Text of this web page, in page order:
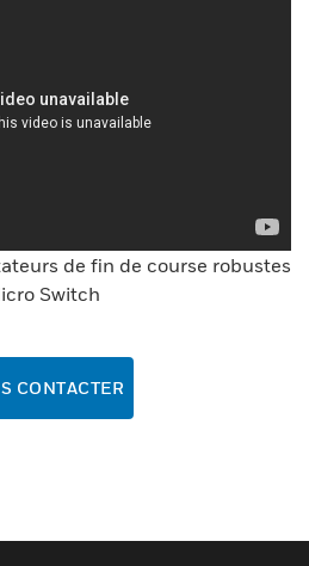
de fin de course robustes
Switch
CONTACTER